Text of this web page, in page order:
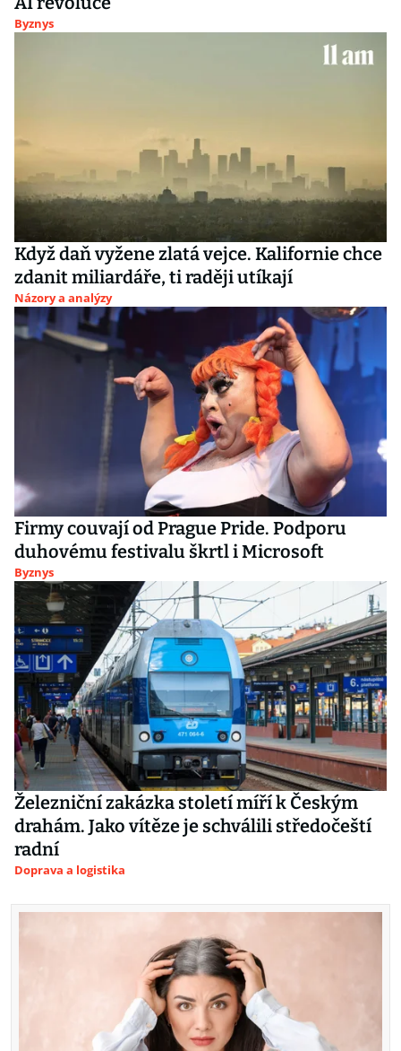
Byznys
Když daň vyžene zlatá vejce. Kalifornie chce
zdanit miliardáře, ti raději utíkají
Názory a analýzy
Firmy couvají od Prague Pride. Podporu
duhovému festivalu škrtl i Microsoft
Byznys
Železniční zakázka století míří k Českým
drahám. Jako vítěze je schválili středočeští
radní
Doprava a logistika